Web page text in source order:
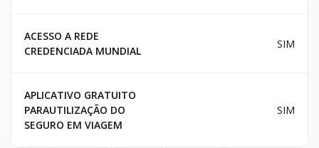
ACESSO A REDE
CREDENCIADA MUNDIAL
SIM
APLICATIVO GRATUITO
PARAUTILIZAÇÃO DO
SEGURO EM VIAGEM
SIM